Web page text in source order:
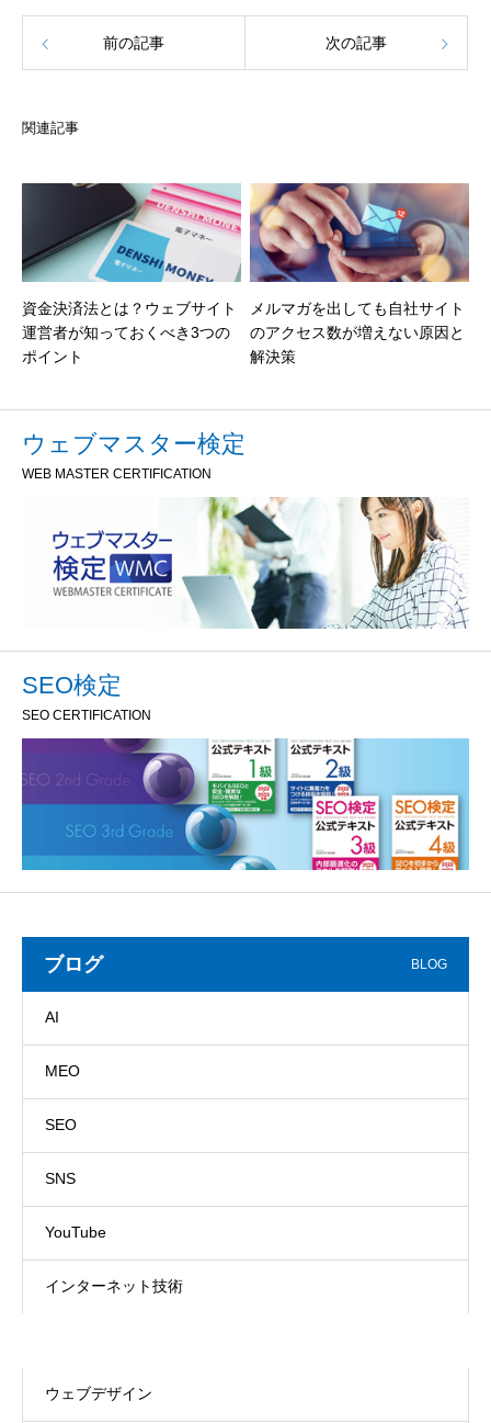
前の記事 次の記事
関連記事
資金決済法とは？ウェブサイト
運営者が知っておくべき3つの
ポイント
メルマガを出しても自社サイト
のアクセス数が増えない原因と
解決策
ウェブマスター検定
WEB MASTER CERTIFICATION
SEO検定
SEO CERTIFICATION
ブログ BLOG
AI
MEO
SEO
SNS
YouTube
インターネット技術
ウェブデザイン